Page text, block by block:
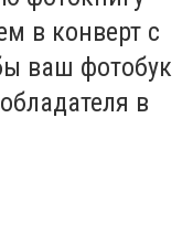
в конверт с
ваш фотобук
в